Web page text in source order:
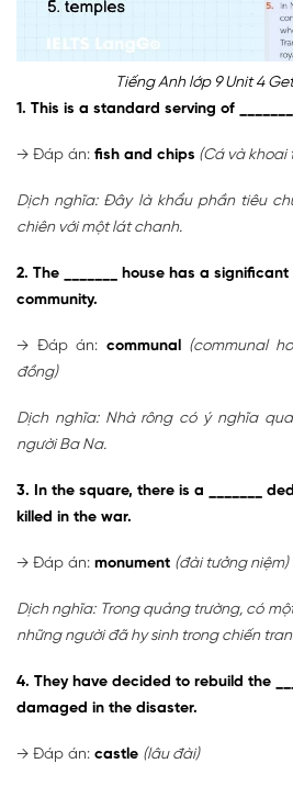
Tiếng Anh lớp 9 Unit 4
1. This is a standard serving of
→ Đáp án: fish and chips (Cá và khoai
Dịch nghĩa: Đây là khẩu phần tiêu
chiên với một lát chanh.
2. The _______ house has a
community.
→ Đáp án: communal (communal
đồng)
Dịch nghĩa: Nhà rông có ý nghĩa
người Ba Na.
3. In the square, there is a _______
killed in the war.
→ Đáp án: monument (đài tưởng niệm)
Dịch nghĩa: Trong quảng trường, có
những người đã hy sinh trong chiến
4. They have decided to rebuild the
damaged in the disaster.
→ Đáp án: castle (lâu đài)